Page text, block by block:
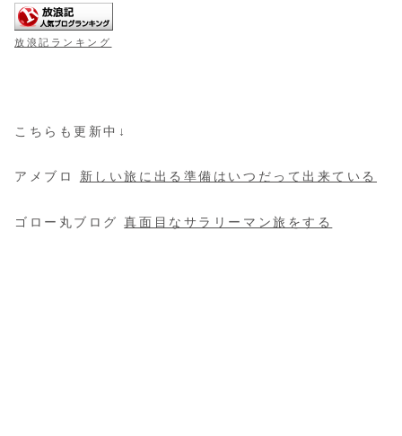
放浪記ランキング
こちらも更新中↓
アメブロ 新しい旅に出る準備はいつだって出来ている
ゴロー丸ブログ真面目なサラリーマン旅をする